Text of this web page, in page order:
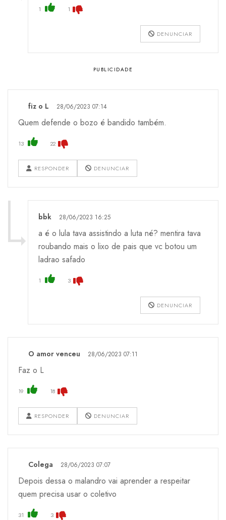
1 1
DENUNCIAR
fiz o L 28/06/2023 07:14
Quem defende o bozo é bandido também.
13 22
RESPONDER DENUNCIAR
bbk 28/06/2023 16:25
a é o lula tava assistindo a luta né? mentira tava
roubando mais o lixo de pais que vc botou um
ladrao safado
1 3
DENUNCIAR
O amor venceu 28/06/2023 07:11
Faz o L
19 18
RESPONDER DENUNCIAR
Colega 28/06/2023 07:07
Depois dessa o malandro vai aprender a respeitar
quem precisa usar o coletivo
31 3